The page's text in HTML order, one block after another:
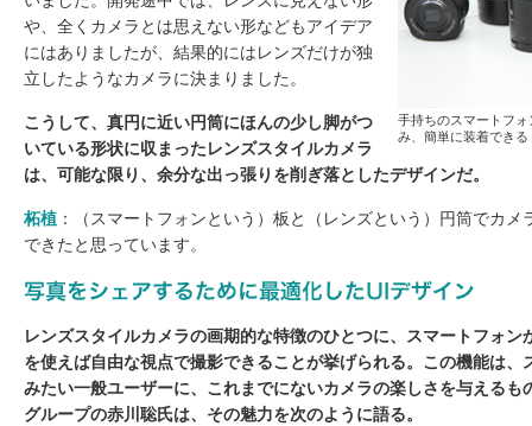
手持ちのスマートフ
み、簡単に装着できる
や、全くカメラとは思えない形などもアイデア
にはありましたが、結果的にはレンズだけが独
立したようなカメラに決まりました。
こうして、真円に近い円筒にほんの少し脚がつ
いている形状に収まったレンズスタイルカメラ
は、可能な限り、余分な出っ張りを削ぎ落としたデザインだ。
柘植 ：（スマートフォンという）板と（レンズという）円筒でカ
できたと思っています。
レンズスタイルカメラの画期的な特徴のひとつに、スマートフォ
を使えば自由な視点で撮影できることが挙げられる。この機能は、
みたい一般ユーザーに、これまでにないカメラの楽しさを与えるも
グループの赤川聡氏は、その魅力を次のように語る。